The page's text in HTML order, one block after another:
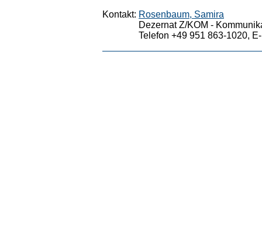
Kontakt: Rosenbaum, Samira
Dezernat Z/KOM -
Telefon +49 951 863-1020,